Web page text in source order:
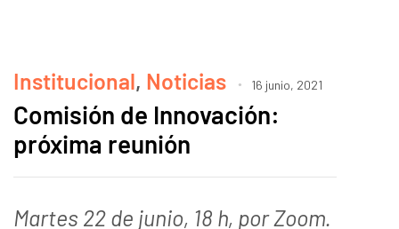
Institucional, Noticias 16 junio, 2021
Comisión de Innovación:
próxima reunión
Martes 22 de junio, 18 h, por Zoom.